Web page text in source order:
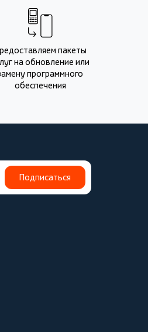
пакеты
на обновление или
программного
обеспечения
Подписаться